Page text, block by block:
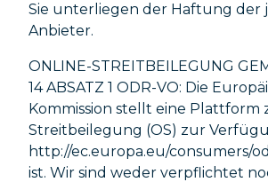
Sie unterliegen der Haftung der
Anbieter.
ONLINE-STREITBEILEGUNG
14 ABSATZ 1 ODR-VO: Die
Kommission stellt eine Plattform
Streitbeilegung (OS) zur
http://ec.europa.eu/consumers/
ist. Wir sind weder verpflichtet